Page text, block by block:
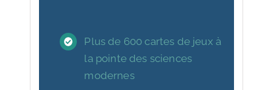
Plus de 600 cartes de jeux à
la pointe des sciences
modernes